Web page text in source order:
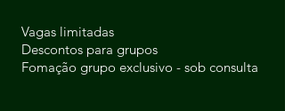
Vagas limitadas
Descontos para grupos
Fomação grupo exclusivo - sob consulta